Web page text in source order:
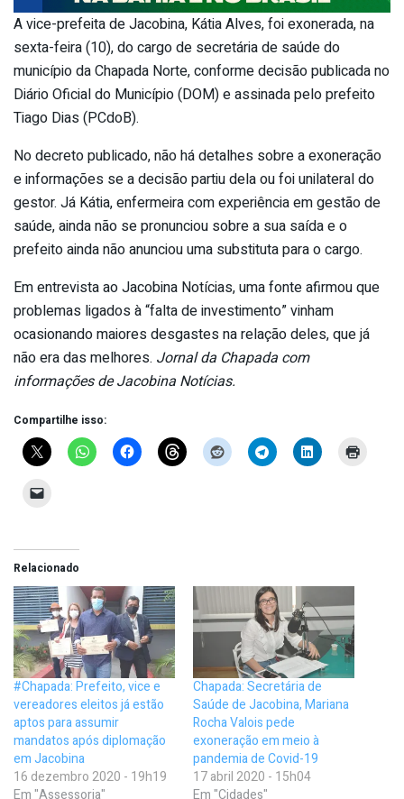
A vice-prefeita de Jacobina, Kátia Alves, foi exonerada, na
sexta-feira (10), do cargo de secretária de saúde do
município da Chapada Norte, conforme decisão publicada no
Diário Oficial do Município (DOM) e assinada pelo prefeito
Tiago Dias (PCdoB).
No decreto publicado, não há detalhes sobre a exoneração
e informações se a decisão partiu dela ou foi unilateral do
gestor. Já Kátia, enfermeira com experiência em gestão de
saúde, ainda não se pronunciou sobre a sua saída e o
prefeito ainda não anunciou uma substituta para o cargo.
Em entrevista ao Jacobina Notícias, uma fonte afirmou que
problemas ligados à “falta de investimento” vinham
ocasionando maiores desgastes na relação deles, que já
não era das melhores. Jornal da Chapada com
informações de Jacobina Notícias.
Compartilhe isso:
Relacionado
#Chapada: Prefeito, vice e
vereadores eleitos já estão
aptos para assumir
mandatos após diplomação
em Jacobina
16 dezembro 2020 - 19h19
Em "Assessoria"
Chapada: Secretária de
Saúde de Jacobina, Mariana
Rocha Valois pede
exoneração em meio à
pandemia de Covid-19
17 abril 2020 - 15h04
Em "Cidades"